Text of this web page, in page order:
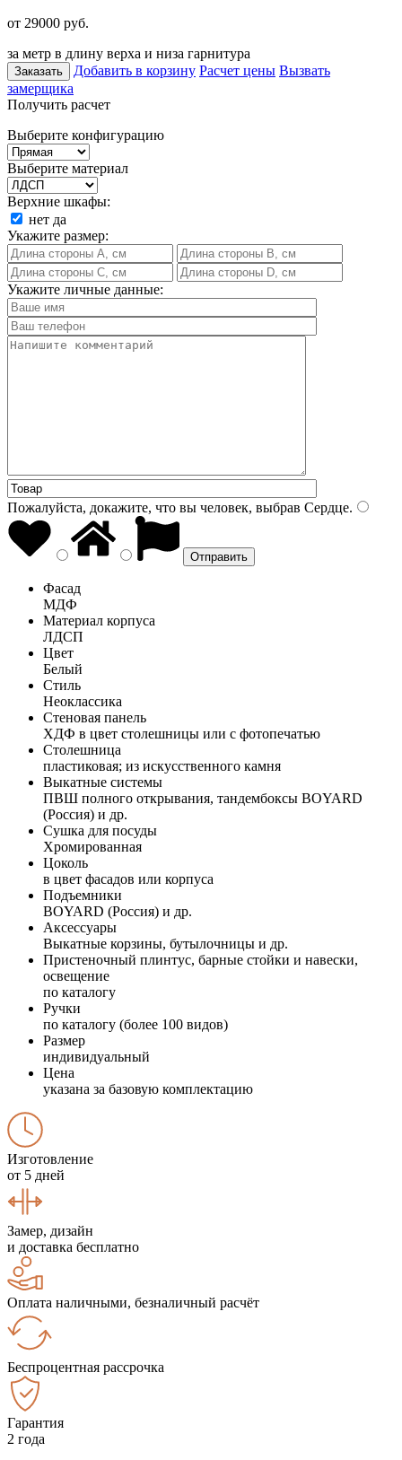
от 29000 руб.
за метр в длину верха и низа гарнитура
Заказать Добавить в корзину Расчет цены Вызвать
замерщика
Получить расчет
Выберите конфигурацию
Выберите материал
Верхние шкафы:
нет да
Укажите размер:
Укажите личные данные:
Пожалуйста, докажите, что вы человек, выбрав Сердце.
Фасад
МДФ
Материал корпуса
ЛДСП
Цвет
Белый
Стиль
Неоклассика
Стеновая панель
ХДФ в цвет столешницы или с фотопечатью
Столешница
пластиковая; из искусственного камня
Выкатные системы
ПВШ полного открывания, тандембоксы BOYARD
(Россия) и др.
Сушка для посуды
Хромированная
Цоколь
в цвет фасадов или корпуса
Подъемники
BOYARD (Россия) и др.
Аксессуары
Выкатные корзины, бутылочницы и др.
Пристеночный плинтус, барные стойки и навески,
освещение
по каталогу
Ручки
по каталогу (более 100 видов)
Размер
индивидуальный
Цена
указана за базовую комплектацию
Изготовление
от 5 дней
Замер, дизайн
и доставка бесплатно
Оплата наличными, безналичный расчёт
Беспроцентная рассрочка
Гарантия
2 года